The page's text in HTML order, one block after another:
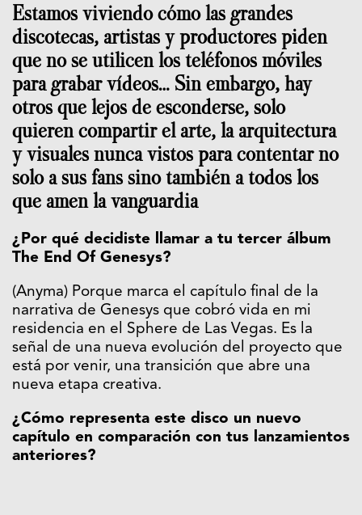
Estamos viviendo cómo las grandes
discotecas, artistas y productores piden
que no se utilicen los teléfonos móviles
para grabar vídeos… Sin embargo, hay
otros que lejos de esconderse, solo
quieren compartir el arte, la arquitectura
y visuales nunca vistos para contentar no
solo a sus fans sino también a todos los
que amen la vanguardia
¿Por qué decidiste llamar a tu tercer álbum
The End Of Genesys?
(Anyma) Porque marca el capítulo final de la
narrativa de Genesys que cobró vida en mi
residencia en el Sphere de Las Vegas. Es la
señal de una nueva evolución del proyecto que
está por venir, una transición que abre una
nueva etapa creativa.
¿Cómo representa este disco un nuevo
capítulo en comparación con tus lanzamientos
anteriores?